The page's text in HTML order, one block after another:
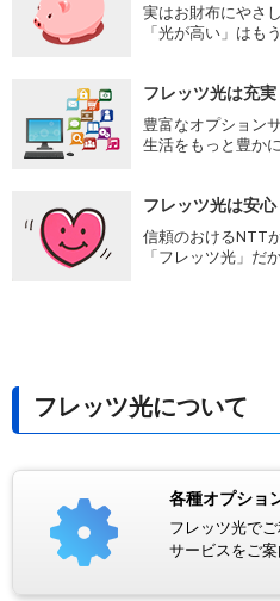
実はお財布にやさ
「光が高い」はも
フレッツ光は充実
豊富なオプション
生活をもっと豊かに
フレッツ光は安心
信頼のおけるNTT
「フレッツ光」だ
フレッツ光について
各種オプショ
フレッツ光で
サービスをご案